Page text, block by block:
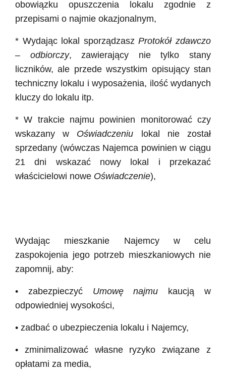
obowiązku opuszczenia lokalu zgodnie z
przepisami o najmie okazjonalnym,
* Wydając lokal sporządzaszProtokół zdawczo
– odbiorczy, zawierający nie tylko stany
liczników, ale przede wszystkim opisujący stan
techniczny lokalu i wyposażenia, ilość wydanych
kluczy do lokalu itp.
* W trakcie najmu powinien monitorować czy
wskazany w Oświadczeniu lokal nie został
sprzedany (wówczas Najemca powinien w ciągu
21 dni wskazać nowy lokal i przekazać
właścicielowi nowe Oświadczenie),
Wydając mieszkanie Najemcy w celu
zaspokojenia jego potrzeb mieszkaniowych nie
zapomnij, aby:
• zabezpieczyć Umowę najmu kaucją w
odpowiedniej wysokości,
• zadbać o ubezpieczenia lokalu i Najemcy,
• zminimalizować własne ryzyko związane z
opłatami za media,